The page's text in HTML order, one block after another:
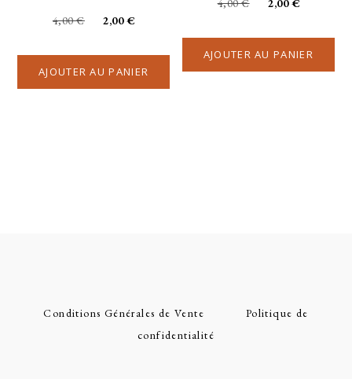
4,00€ 2,00€
AJOUTER AU PANIER
4,00€ 2,00€
AJOUTER AU PANIER
Conditions Générales de Vente
Politique de
confidentialité